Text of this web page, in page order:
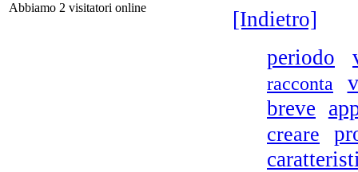
U
Abbiamo 2 visitatori online
[Indietro]
periodo
racconta
breve
creare